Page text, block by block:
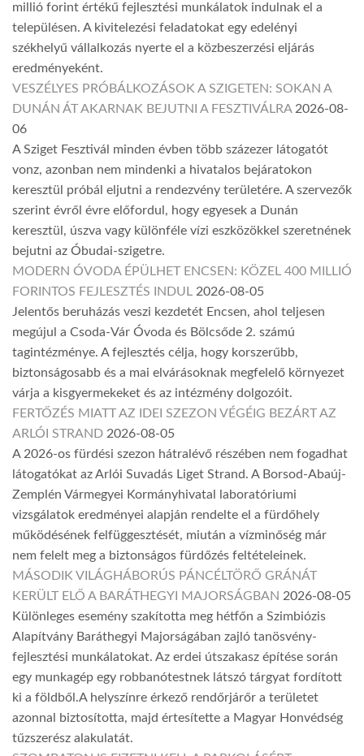
millió forint értékű fejlesztési munkálatok indulnak el a
településen. A kivitelezési feladatokat egy edelényi
székhelyű vállalkozás nyerte el a közbeszerzési eljárás
eredményeként.
VESZÉLYES PRÓBÁLKOZÁSOK A SZIGETEN: SOKAN A
DUNÁN ÁT AKARNAK BEJUTNI A FESZTIVÁLRA 2026-08-
06
A Sziget Fesztivál minden évben több százezer látogatót
vonz, azonban nem mindenki a hivatalos bejáratokon
keresztül próbál eljutni a rendezvény területére. A szervezők
szerint évről évre előfordul, hogy egyesek a Dunán
keresztül, úszva vagy különféle vízi eszközökkel szeretnének
bejutni az Óbudai-szigetre.
MODERN ÓVODA ÉPÜLHET ENCSEN: KÖZEL 400 MILLIÓ
FORINTOS FEJLESZTÉS INDUL 2026-08-05
Jelentős beruházás veszi kezdetét Encsen, ahol teljesen
megújul a Csoda-Vár Óvoda és Bölcsőde 2. számú
tagintézménye. A fejlesztés célja, hogy korszerűbb,
biztonságosabb és a mai elvárásoknak megfelelő környezet
várja a kisgyermekeket és az intézmény dolgozóit.
FERTŐZÉS MIATT AZ IDEI SZEZON VÉGÉIG BEZÁRT AZ
ARLÓI STRAND 2026-08-05
A 2026-os fürdési szezon hátralévő részében nem fogadhat
látogatókat az Arlói Suvadás Liget Strand. A Borsod-Abaúj-
Zemplén Vármegyei Kormányhivatal laboratóriumi
vizsgálatok eredményei alapján rendelte el a fürdőhely
működésének felfüggesztését, miután a vízminőség már
nem felelt meg a biztonságos fürdőzés feltételeinek.
MÁSODIK VILÁGHÁBORÚS PÁNCÉLTÖRŐ GRÁNÁT
KERÜLT ELŐ A BARÁTHEGYI MAJORSÁGBAN 2026-08-05
Különleges esemény szakította meg hétfőn a Szimbiózis
Alapítvány Baráthegyi Majorságában zajló tanösvény-
fejlesztési munkálatokat. Az erdei útszakasz építése során
egy munkagép egy robbanótestnek látszó tárgyat fordított
ki a földből.A helyszínre érkező rendőrjárőr a területet
azonnal biztosította, majd értesítette a Magyar Honvédség
tűzszerész alakulatát.